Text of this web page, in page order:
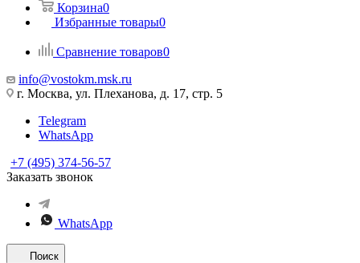
Корзина0
Избранные товары0
Сравнение товаров0
info@vostokm.msk.ru
г. Москва, ул. Плеханова, д. 17, стр. 5
Telegram
WhatsApp
+7 (495) 374-56-57
Заказать звонок
WhatsApp
Поиск